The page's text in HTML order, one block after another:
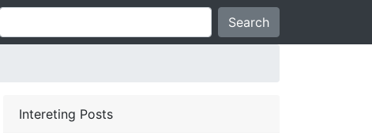
Search
Intereting Posts